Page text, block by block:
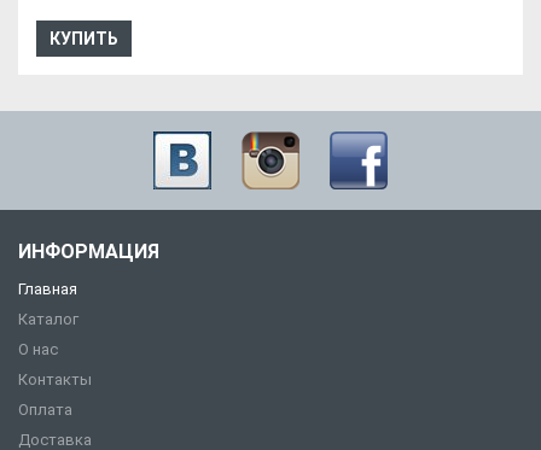
КУПИТЬ
ИНФОРМАЦИЯ
Главная
Каталог
О нас
Контакты
Оплата
Доставка